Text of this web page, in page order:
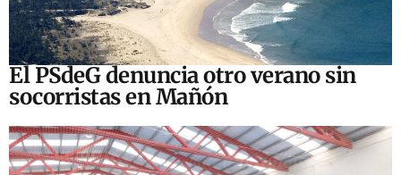
El PSdeG denuncia otro verano sin
socorristas en Mañón